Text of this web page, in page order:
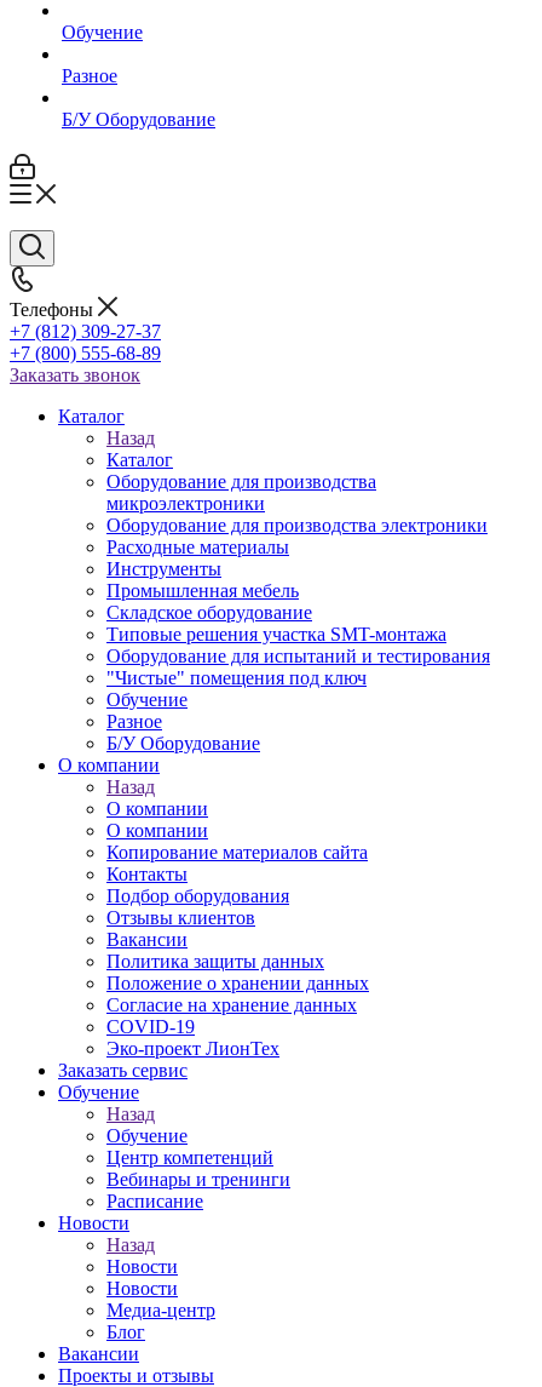
Обучение
Разное
Б/У Оборудование
Телефоны
+7 (812) 309-27-37
+7 (800) 555-68-89
Заказать звонок
Каталог
Назад
Каталог
Оборудование для производства
микроэлектроники
Оборудование для производства электроники
Расходные материалы
Инструменты
Промышленная мебель
Складское оборудование
Типовые решения участка SMT-монтажа
Оборудование для испытаний и тестирования
"Чистые" помещения под ключ
Обучение
Разное
Б/У Оборудование
О компании
Назад
О компании
О компании
Копирование материалов сайта
Контакты
Подбор оборудования
Отзывы клиентов
Вакансии
Политика защиты данных
Положение о хранении данных
Согласие на хранение данных
COVID-19
Эко-проект ЛионТех
Заказать сервис
Обучение
Назад
Обучение
Центр компетенций
Вебинары и тренинги
Расписание
Новости
Назад
Новости
Новости
Медиа-центр
Блог
Вакансии
Проекты и отзывы